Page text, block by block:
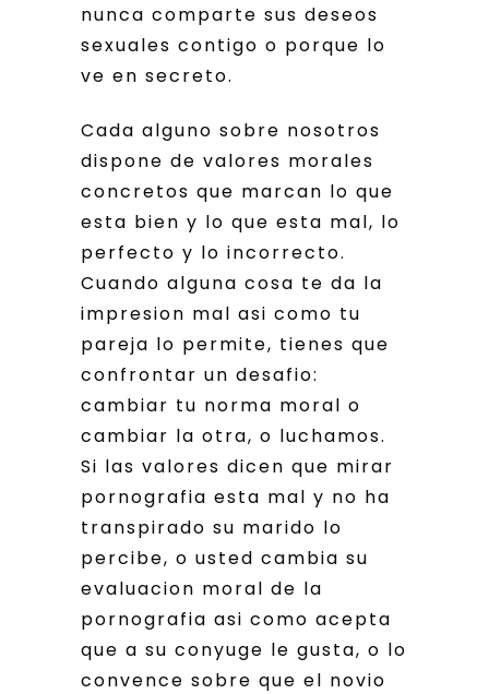
nunca comparte sus deseos
sexuales contigo o porque lo
ve en secreto.
Cada alguno sobre nosotros
dispone de valores morales
concretos que marcan lo que
esta bien y lo que esta mal, lo
perfecto y lo incorrecto.
Cuando alguna cosa te da la
impresion mal asi­ como tu
pareja lo permite, tienes que
confrontar un desafio:
cambiar tu norma moral o
cambiar la otra, o luchamos.
Si las valores dicen que mirar
pornografia esta mal y no ha
transpirado su marido lo
percibe, o usted cambia su
evaluacion moral de la
pornografia asi­ como acepta
que a su conyuge le gusta, o lo
convence sobre que el novio